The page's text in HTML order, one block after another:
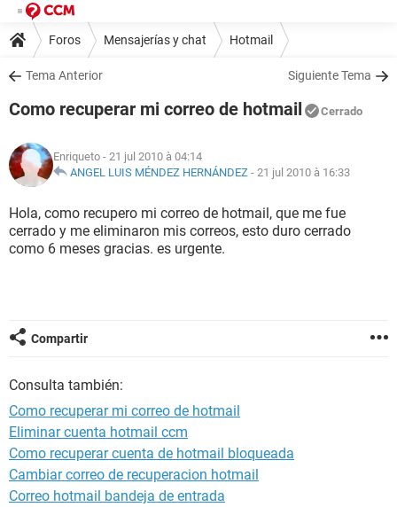
Foros Mensajerías y chat Hotmail
Tema Anterior Siguiente Tema
Como recuperar mi correo de hotmail Cerrado
Enriqueto - 21 jul 2010 à 04:14
ANGEL LUIS MÉNDEZ HERNÁNDEZ - 21 jul 2010 à 16:33
Hola, como recupero mi correo de hotmail, que me fue
cerrado y me eliminaron mis correos, esto duro cerrado
como 6 meses gracias. es urgente.
Compartir
Consulta también:
Como recuperar mi correo de hotmail
Eliminar cuenta hotmail ccm
Como recuperar cuenta de hotmail bloqueada
Cambiar correo de recuperacion hotmail
Correo hotmail bandeja de entrada